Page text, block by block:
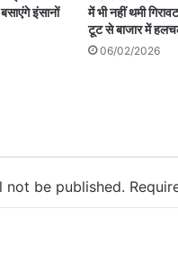
इंसानों
में भी नहीं थमी
टूट से बाजार में
06/02/2026
not be published.